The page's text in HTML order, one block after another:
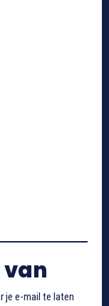
je e-mail te laten